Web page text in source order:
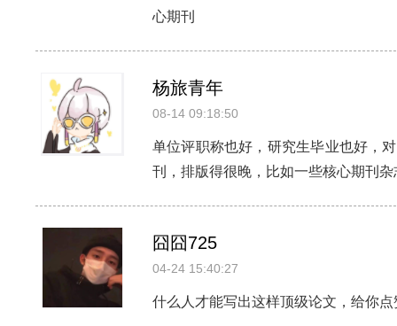
心期刊
杨旅青年
08-14 09:18:50
单位评职称也好，研究生毕业也好，
刊，排版得很晚，比如一些核心期刊杂
囧囧725
04-24 15:40:27
什么人才能写出这样顶级论文，给你